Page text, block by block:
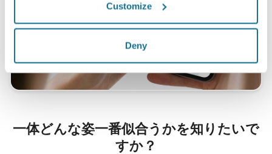
Customize
Deny
一体どんな姿一番似合うかを知りたいで
すか？